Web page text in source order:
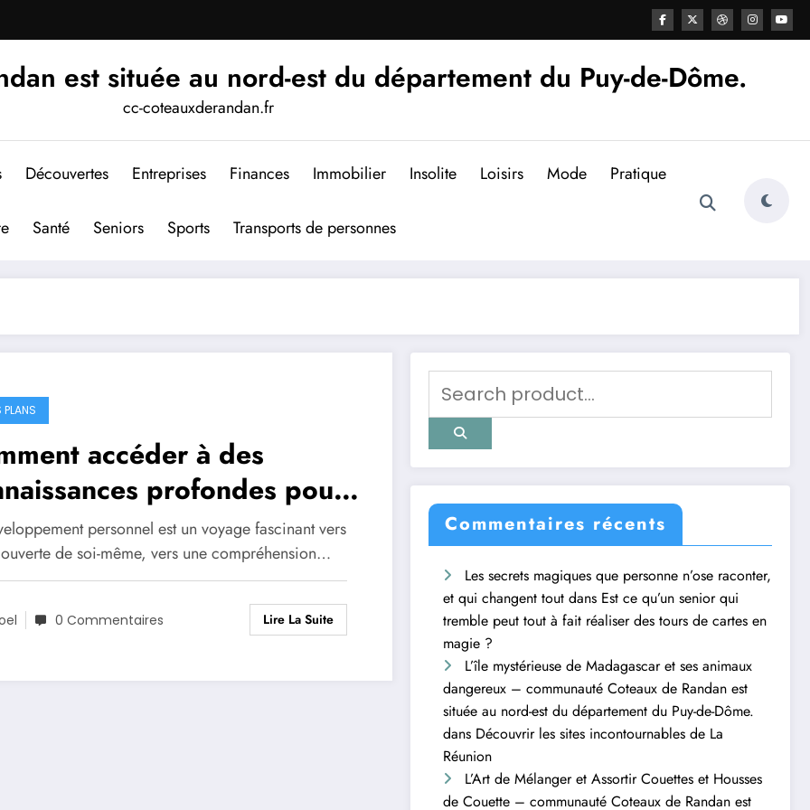
est située au nord-est du département du Puy-de-Dôme.
cc-coteauxderandan.fr
Découvertes Entreprises Finances Immobilier Insolite Loisirs Mode Pratique
Santé Seniors Sports Transports de personnes
accéder à des
profondes pour
développement personnel
personnel est un voyage fascinant vers
de soi-même, vers une compréhension…
0 Commentaires Lire La Suite
Commentaires récents
Les secrets magiques que personne n’ose raconter,
et qui changent tout dans Est ce qu’un senior qui
tremble peut tout à fait réaliser des tours de cartes en
magie ?
L’île mystérieuse de Madagascar et ses animaux
dangereux – communauté Coteaux de Randan est
située au nord-est du département du Puy-de-Dôme.
dans Découvrir les sites incontournables de La
Réunion
L’Art de Mélanger et Assortir Couettes et Housses
de Couette – communauté Coteaux de Randan est